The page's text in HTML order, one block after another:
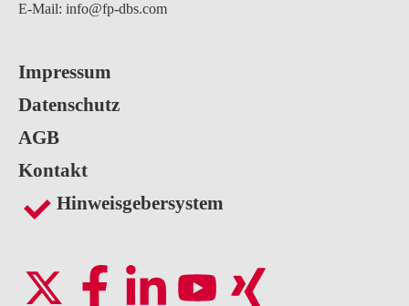
E-Mail: info@fp-dbs.com
Impressum
Datenschutz
AGB
Kontakt
Hinweisgebersystem